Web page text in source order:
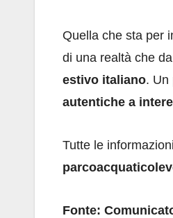
Quella che sta per
di una realtà che da
estivo italiano. Un
autentiche a
Tutte le
Fonte: